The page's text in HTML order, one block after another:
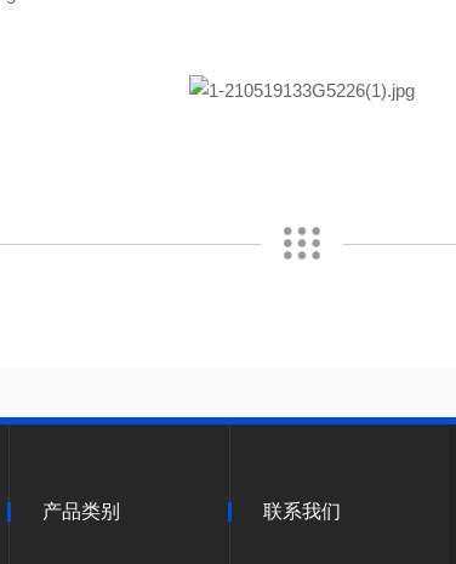
产品类别 联系我们